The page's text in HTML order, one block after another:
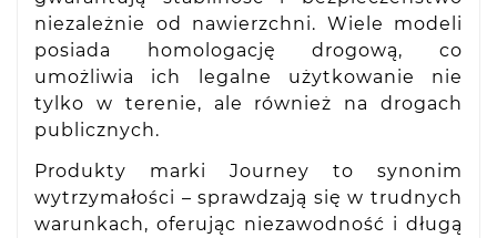
niezależnie od nawierzchni. Wiele modeli
posiada homologację drogową, co
umożliwia ich legalne użytkowanie nie
tylko w terenie, ale również na drogach
publicznych.
Produkty marki Journey to synonim
wytrzymałości – sprawdzają się w trudnych
warunkach, oferując niezawodność i długą